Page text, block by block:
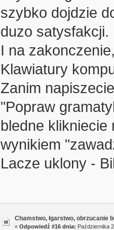
szybko dojdzie
duzo satysfakcji.
I na
Klawiatury
Zanim
"Popraw
bledne klikniecie
wynikiem
Lacze uklony -
Chamstwo, łgarstwo, obrzucanie
« Odpowiedź #16 dnia: Października